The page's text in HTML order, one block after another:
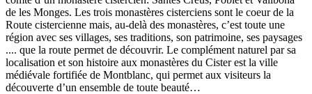
de les Monges. Les trois monastères cisterciens sont le coeur de la
Route cistercienne mais, au-delà des monastères, c’est toute une
région avec ses villages, ses traditions, son patrimoine, ses paysages
.... que la route permet de découvrir. Le complément naturel par sa
localisation et son histoire aux monastères du Cister est la ville
médiévale fortifiée de Montblanc, qui permet aux visiteurs la
découverte d’un ensemble de toute beauté…